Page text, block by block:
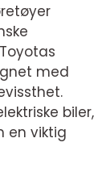
med
biler,
en viktig